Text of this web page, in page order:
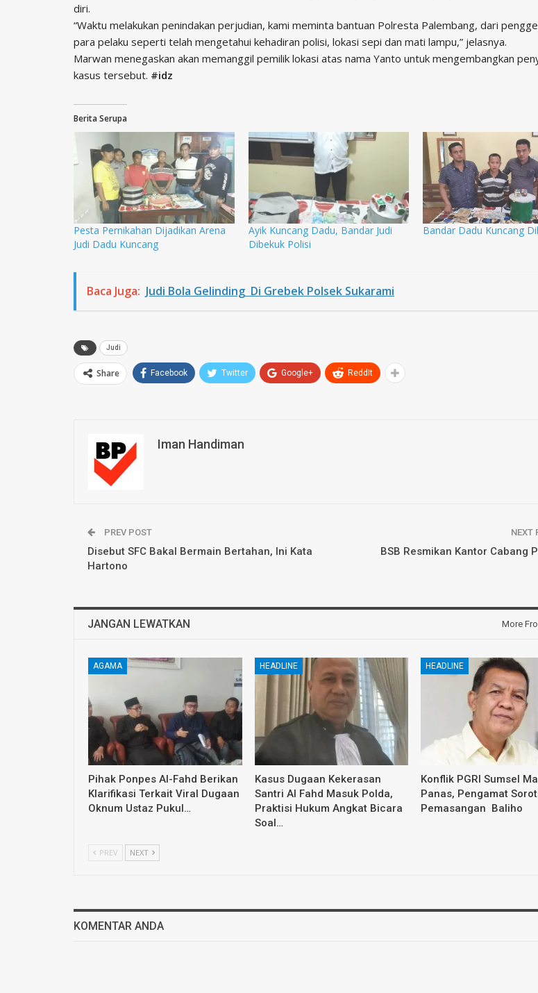
diri.
“Waktu melakukan penindakan perjudian, kami meminta bantuan Polresta Palembang, dari
para pelaku seperti telah mengetahui kehadiran polisi, lokasi sepi dan mati lampu,” jelasnya.
Marwan menegaskan akan memanggil pemilik lokasi atas nama Yanto untuk mengembangkan
kasus tersebut. #idz
Berita Serupa
Pesta Pernikahan Dijadikan Arena
Judi Dadu Kuncang
Ayik Kuncang Dadu, Bandar Judi
Dibekuk Polisi
Bandar Dadu Kuncang
Baca Juga: Judi Bola Gelinding Di Grebek Polsek Sukarami
Judi
Share Facebook Twitter Google+ ReddIt
Iman Handiman
PREV POST
Disebut SFC Bakal Bermain Bertahan, Ini Kata
Hartono
NEXT
BSB Resmikan Kantor Cabang
JANGAN LEWATKAN More
AGAMA
Pihak Ponpes Al-Fahd Berikan
Klarifikasi Terkait Viral Dugaan
Oknum Ustaz Pukul…
HEADLINE
Kasus Dugaan Kekerasan
Santri Al Fahd Masuk Polda,
Praktisi Hukum Angkat Bicara
Soal…
HEADLINE
Konflik PGRI Sumsel
Panas, Pengamat
Pemasangan Baliho
PREV NEXT
KOMENTAR ANDA